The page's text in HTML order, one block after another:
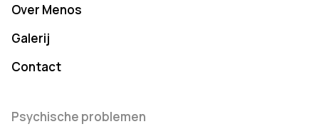
Over Menos
Galerij
Contact
Psychische problemen